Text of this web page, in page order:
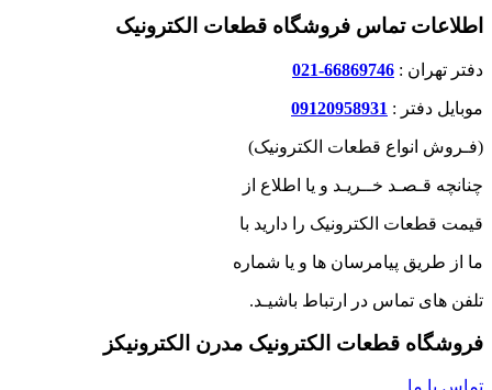
اطلاعات تماس فروشگاه قطعات الکترونیک
دفتر تهران : 66869746-021
موبایل دفتر : 09120958931
(فـروش انواع قطعات الکترونیک)
چنانچه قـصـد خــریـد و یا اطلاع از
قیمت قطعات الکترونیک را دارید با
ما از طریق پیامرسان ها و یا شماره
تلفن های تماس در ارتباط باشیـد.
فروشگاه قطعات الکترونیک مدرن الکترونیکز